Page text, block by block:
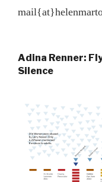
Adina Renner:
Silence